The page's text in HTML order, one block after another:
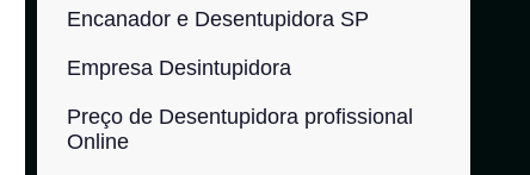
Encanador e Desentupidora SP
Empresa Desintupidora
Preço de Desentupidora profissional
Online